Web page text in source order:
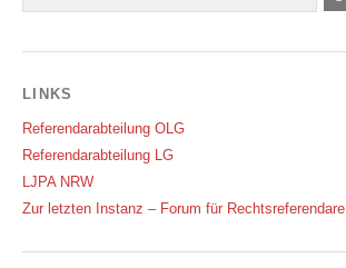
LINKS
Referendarabteilung OLG
Referendarabteilung LG
LJPA NRW
Zur letzten Instanz – Forum für Rechtsreferendare